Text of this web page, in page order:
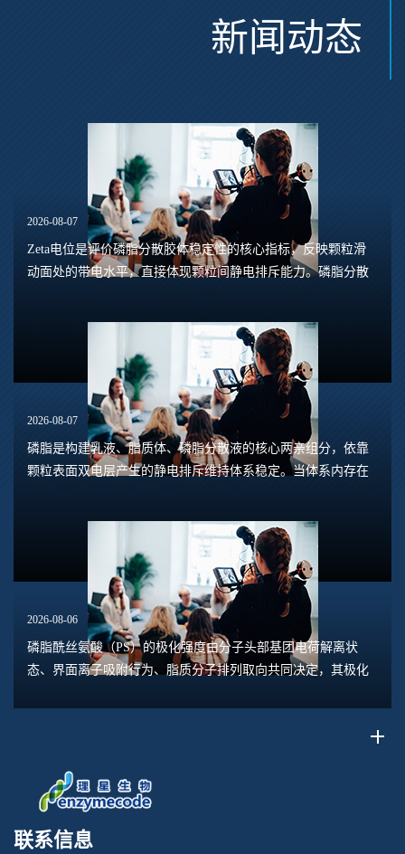
新闻动态
2026-08-07
Zeta电位是评价磷脂分散胶体稳定性的核心指标，反映颗粒滑
动面处的带电水平，直接体现颗粒间静电排斥能力。磷脂分散
2026-08-07
磷脂是构建乳液、脂质体、磷脂分散液的核心两亲组分，依靠
颗粒表面双电层产生的静电排斥维持体系稳定。当体系内存在
2026-08-06
磷脂酰丝氨酸（PS）的极化强度由分子头部基团电荷解离状
态、界面离子吸附行为、脂质分子排列取向共同决定，其极化
联系信息